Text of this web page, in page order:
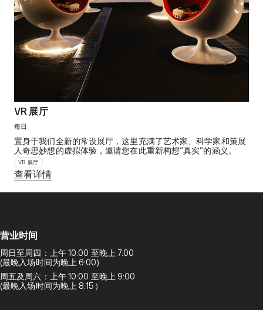
VR 展厅
每日
置身于我们全新的常设展厅，这里充满了艺术家、科学家和策展
人奇思妙想的虚拟体验，邀请您在此重新构想“真实”的涵义。
VR 展厅
查看详情
营业时间
周日至周四：上午 10:00 至晚上 7:00
(最晚入场时间为晚上 6:00)
周五及周六：上午 10:00 至晚上 9:00
(最晚入场时间为晚上 8:15）